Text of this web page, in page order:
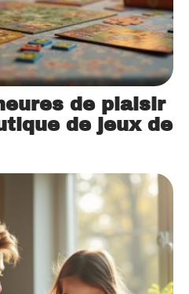
de plaisir
de jeux de